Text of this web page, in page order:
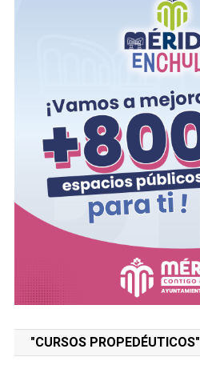
"CURSOS PROPEDÉUTICOS"